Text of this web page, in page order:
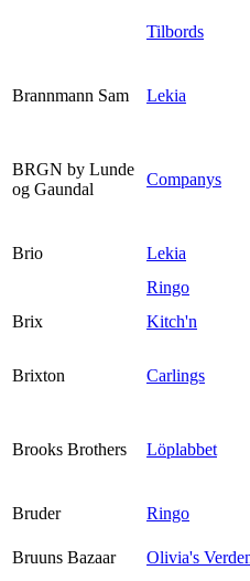
Tilbords
Brannmann Sam Lekia
BRGN by Lunde
og Gaundal
Companys
Brio
Lekia
Ringo
Brix
Kitch'n
Brixton Carlings
Brooks Brothers Löplabbet
Bruder
Ringo
Bruuns Bazaar
Olivia's